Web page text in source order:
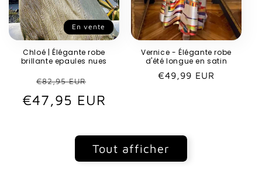
En vente
Chloé | Élégante robe
brillante epaules nues
Prix
habituel
€82,95 EUR
promotionnel
€47,95 EUR
Vernice - Élégante robe
d'été longue en satin
Prix
€49,99 EUR
Tout afficher